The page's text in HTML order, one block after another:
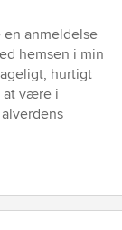
en anmeldelse
hemsen i min
hurtigt
at være i